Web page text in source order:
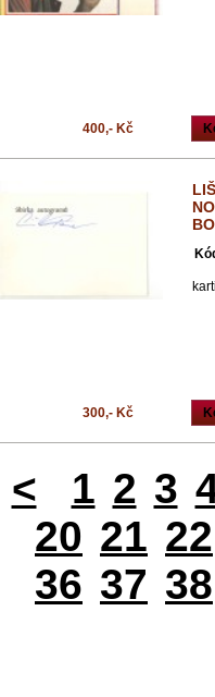
400,- Kč
300,- Kč
< 1 2 3
20 21 22
36 37 38